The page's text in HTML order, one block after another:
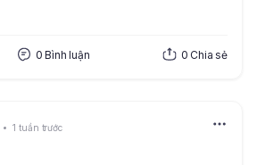
0 Bình luận 0 Chia sẻ
1 tuần trước